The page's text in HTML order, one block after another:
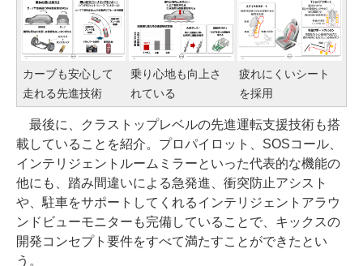
カーブも安心して
走れる先進技術
乗り心地も向上さ
れている
疲れにくいシート
を採用
最後に、クラストップレベルの先進運転支援技術も搭
載していることを紹介。プロパイロット、SOSコール、
インテリジェントルームミラーといった代表的な機能の
他にも、踏み間違いによる急発進、衝突防止アシスト
や、駐車をサポートしてくれるインテリジェントアラウ
ンドビューモニターも完備していることで、キックスの
開発コンセプト要件をすべて満たすことができたとい
う。